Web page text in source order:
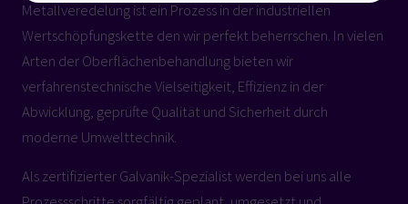
Metallveredelung ist ein Prozess in der industriellen
Wertschöpfungskette den wir perfekt beherrschen. In vielen
Arten der Oberflächenbehandlung bieten wir
verfahrenstechnische Vielseitigkeit, Effizienz in der
Abwicklung, geprüfte Qualität und Sicherheit durch
moderne Umwelttechnik.
Als zertifizierter Galvanik-Spezialist werden bei uns alle